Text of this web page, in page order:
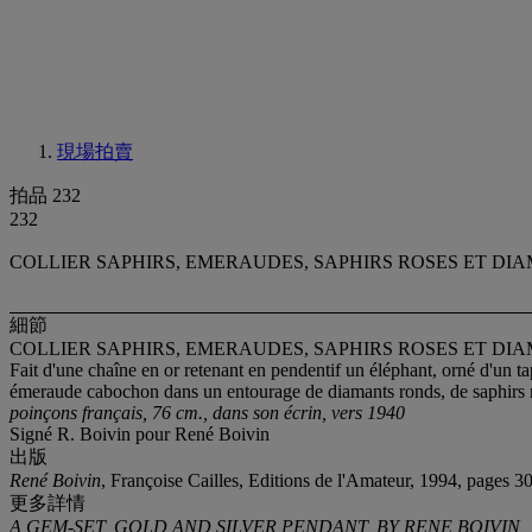
現場拍賣
拍品 232
232
COLLIER SAPHIRS, EMERAUDES, SAPHIRS ROSES ET
細節
COLLIER SAPHIRS, EMERAUDES, SAPHIRS ROSES ET
Fait d'une chaîne en or retenant en pendentif un éléphant, orné d'un
émeraude cabochon dans un entourage de diamants ronds, de
poinçons français, 76 cm., dans son écrin, vers 1940
Signé R. Boivin pour René Boivin
出版
René Boivin, Françoise Cailles, Editions de l'Amateur, 1994, pages
更多詳情
A GEM-SET, GOLD AND SILVER PENDANT, BY RENE BOIVIN